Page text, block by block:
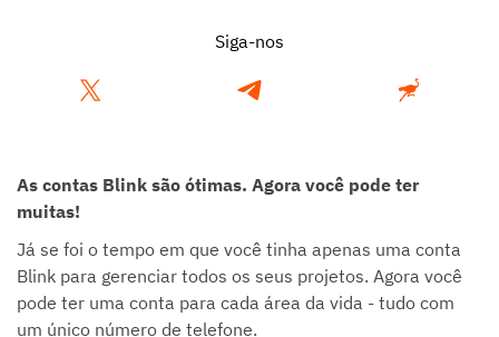
Siga-nos
As contas Blink são ótimas. Agora você pode ter
muitas!
Já se foi o tempo em que você tinha apenas uma conta
Blink para gerenciar todos os seus projetos. Agora você
pode ter uma conta para cada área da vida - tudo com
um único número de telefone.